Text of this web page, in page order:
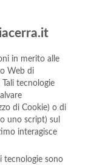
in merito alle
Web di
tecnologie
di Cookie) o di
uno script) sul
interagisce
tecnologie sono